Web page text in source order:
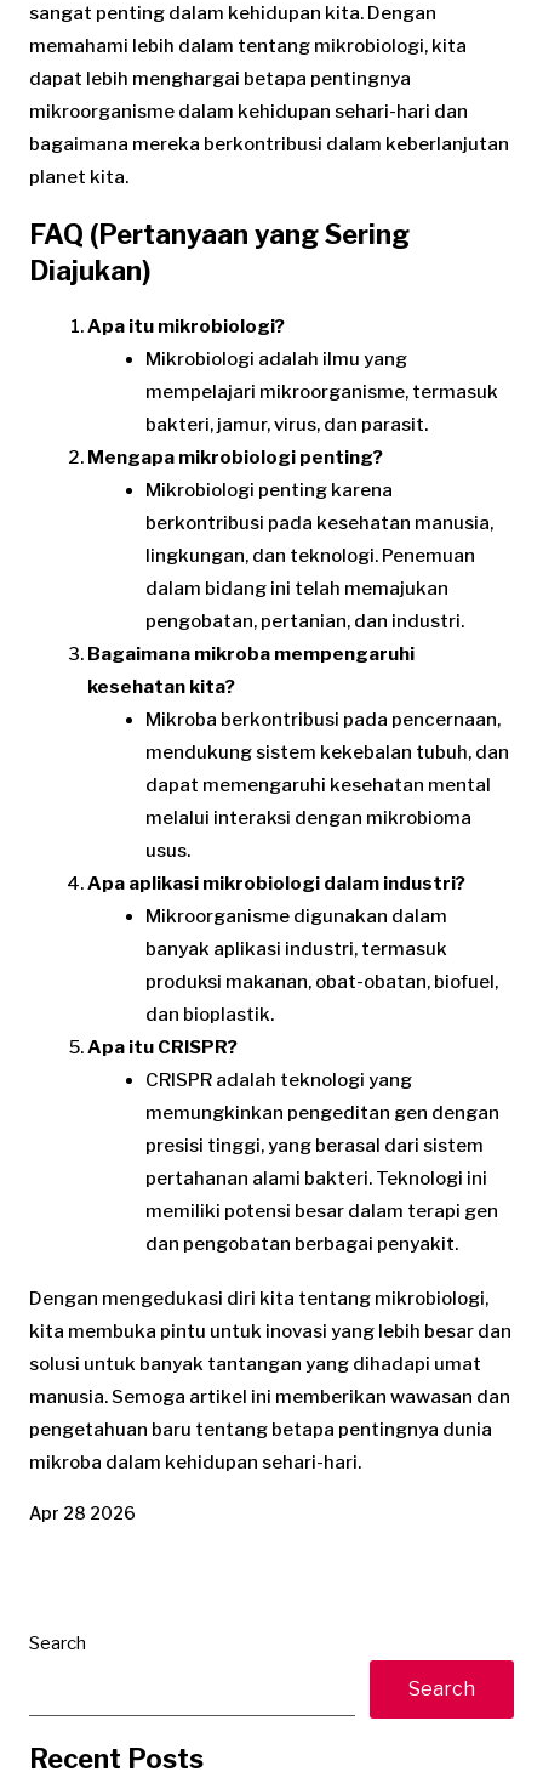
sangat penting dalam kehidupan kita. Dengan
memahami lebih dalam tentang mikrobiologi, kita
dapat lebih menghargai betapa pentingnya
mikroorganisme dalam kehidupan sehari-hari dan
bagaimana mereka berkontribusi dalam keberlanjutan
planet kita.
FAQ (Pertanyaan yang Sering
Diajukan)
Apa itu mikrobiologi?
Mikrobiologi adalah ilmu yang
mempelajari mikroorganisme, termasuk
bakteri, jamur, virus, dan parasit.
Mengapa mikrobiologi penting?
Mikrobiologi penting karena
berkontribusi pada kesehatan manusia,
lingkungan, dan teknologi. Penemuan
dalam bidang ini telah memajukan
pengobatan, pertanian, dan industri.
Bagaimana mikroba mempengaruhi
kesehatan kita?
Mikroba berkontribusi pada pencernaan,
mendukung sistem kekebalan tubuh, dan
dapat memengaruhi kesehatan mental
melalui interaksi dengan mikrobioma
usus.
Apa aplikasi mikrobiologi dalam industri?
Mikroorganisme digunakan dalam
banyak aplikasi industri, termasuk
produksi makanan, obat-obatan, biofuel,
dan bioplastik.
Apa itu CRISPR?
CRISPR adalah teknologi yang
memungkinkan pengeditan gen dengan
presisi tinggi, yang berasal dari sistem
pertahanan alami bakteri. Teknologi ini
memiliki potensi besar dalam terapi gen
dan pengobatan berbagai penyakit.
Dengan mengedukasi diri kita tentang mikrobiologi,
kita membuka pintu untuk inovasi yang lebih besar dan
solusi untuk banyak tantangan yang dihadapi umat
manusia. Semoga artikel ini memberikan wawasan dan
pengetahuan baru tentang betapa pentingnya dunia
mikroba dalam kehidupan sehari-hari.
Apr 28 2026
Search
Search
Recent Posts